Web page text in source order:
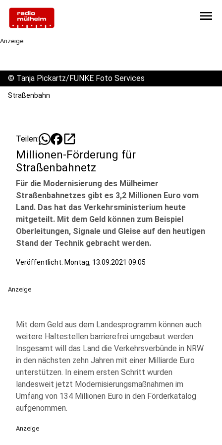
menu
Anzeige
© Tanja Pickartz/FUNKE Foto Services
Straßenbahn
Teilen: open_in_new
Millionen-Förderung für
Straßenbahnetz
Für die Modernisierung des Mülheimer
Straßenbahnetzes gibt es 3,2 Millionen Euro vom
Land. Das hat das Verkehrsministerium heute
mitgeteilt. Mit dem Geld können zum Beispiel
Oberleitungen, Signale und Gleise auf den heutigen
Stand der Technik gebracht werden.
Veröffentlicht: Montag, 13.09.2021 09:05
Anzeige
Mit dem Geld aus dem Landesprogramm können auch
weitere Haltestellen barrierefrei umgebaut werden.
Insgesamt will das Land die Verkehrsverbünde in NRW
in den nächsten zehn Jahren mit einer Milliarde Euro
unterstützen. In einem ersten Schritt wurden
landesweit jetzt Modernisierungsmaßnahmen im
Umfang von 134 Millionen Euro in den Förderkatalog
aufgenommen.
Anzeige